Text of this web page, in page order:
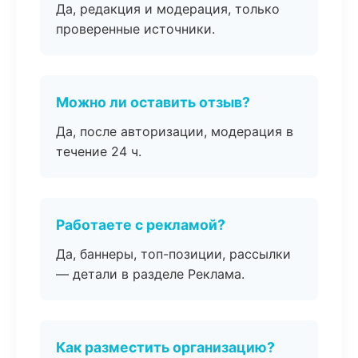
Да, редакция и модерация, только
проверенные источники.
Можно ли оставить отзыв?
Да, после авторизации, модерация в
течение 24 ч.
Работаете с рекламой?
Да, баннеры, топ-позиции, рассылки
— детали в разделе Реклама.
Как разместить организацию?